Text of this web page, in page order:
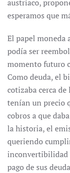
austriaco,
esperamos que
El papel moneda
podía ser
momento futuro
Como deuda, el
cotizaba cerca
tenían un precio
cobros a que
la historia, el
queriendo
inconvertibilidad
pago de sus